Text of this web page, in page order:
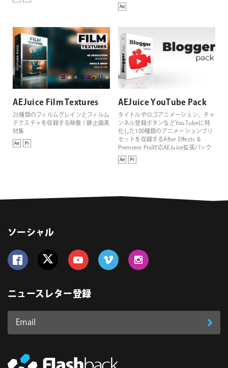
AEJuice Film Textures
25種類のフィルムグレインとフィルム
テクスチャを収録する映像 / 静止画素
材集
AEJuice YouTube Pack
タイトルやロゴアニメーション、チャ
ンネル登録ボタンなどYouTubeに特
化した100種類のアニメーションプリ
セットを収録するAfter Effects &
Premiere Pro対応AEJuice拡張パック
ソーシャル
ニュースレター登録
Email
ス
登